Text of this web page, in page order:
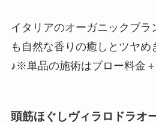
イタリアのオーガニックブラ
も自然な香りの癒しとツヤ
♪※単品の施術はブロー料金
頭筋ほぐしヴィラロドラオ